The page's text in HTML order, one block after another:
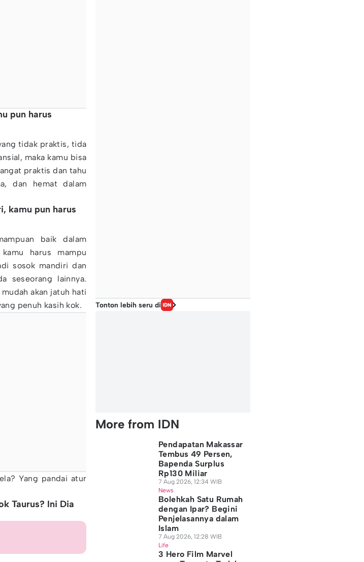
pun harus
tidak praktis, tida
maka kamu bisa
praktis dan tahu
dan hemat dalam
kamu pun harus
baik dalam
harus mampu
sosok mandiri dan
seseorang lainnya.
akan jatuh hati
penuh kasih kok.
Yang pandai atur
Taurus? Ini Dia
Tonton lebih seru di
More from IDN
Pendapatan Makassar
Tembus 49 Persen,
Bapenda Surplus
Rp130 Miliar
7 Aug 2026, 12:34 WIB
News
Bolehkah Satu Rumah
dengan Ipar? Begini
Penjelasannya dalam
Islam
7 Aug 2026, 12:28 WIB
Life
3 Hero Film Marvel